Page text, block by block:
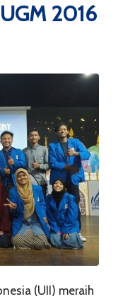
2016
(UII) meraih